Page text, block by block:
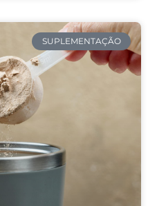
SUPLEMENTAÇÃO